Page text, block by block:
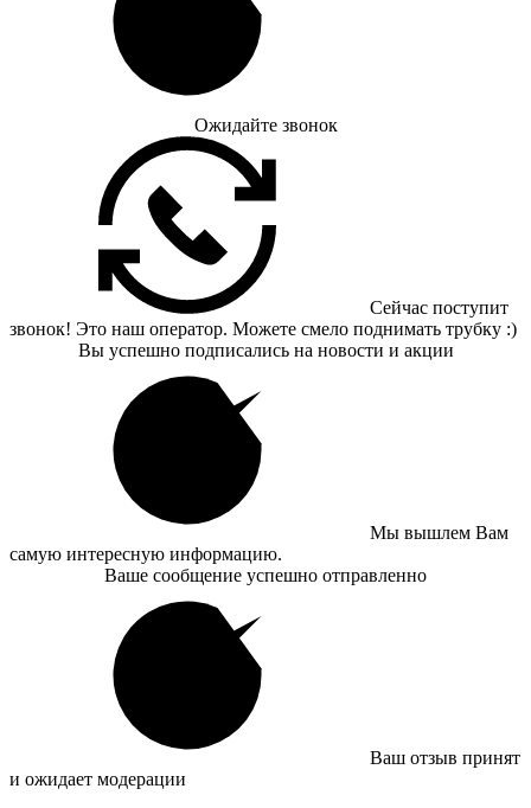
Ожидайте звонок
Сейчас поступит
звонок! Это наш оператор. Можете смело поднимать трубку :)
Вы успешно подписались на новости и акции
Мы вышлем Вам
самую интересную информацию.
Ваше сообщение успешно отправленно
Ваш отзыв принят
и ожидает модерации